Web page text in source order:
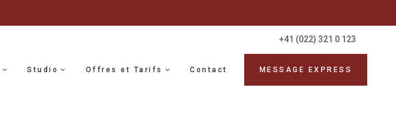
+41 (022) 321 0 123
Studio Offres et Tarifs Contact MESSAGE EXPRESS